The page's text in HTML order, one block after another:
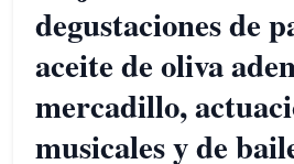
degustaciones de
aceite de oliva
mercadillo,
musicales y de